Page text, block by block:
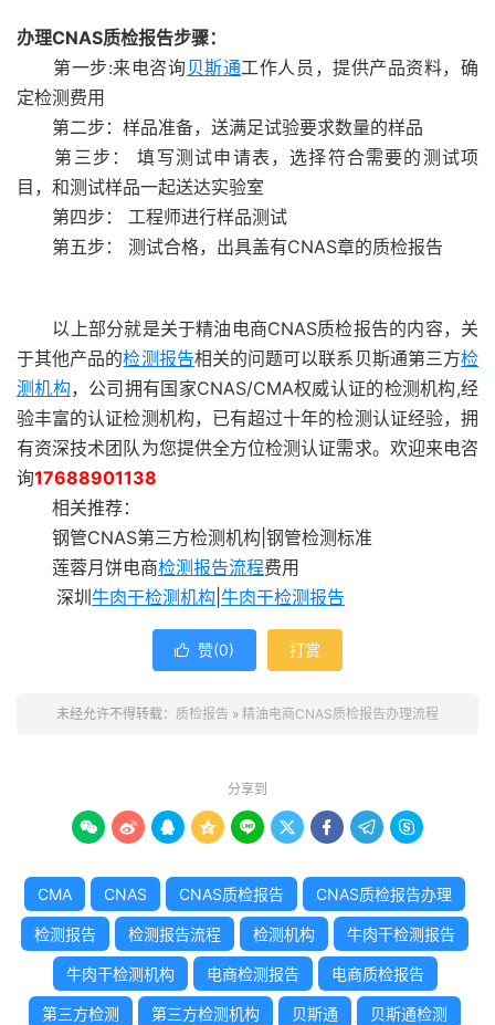
办理CNAS质检报告步骤：
第一步:来电咨询 贝斯通工作人员，提供产品资料，确
定检测费用
第二步：样品准备，送满足试验要求数量的样品
第三步： 填写测试申请表，选择符合需要的测试项
目，和测试样品一起送达实验室
第四步： 工程师进行样品测试
第五步： 测试合格，出具盖有CNAS章的质检报告
以上部分就是关于精油电商CNAS质检报告的内容，关
于其他产品的检测报告相关的问题可以联系贝斯通第三方检
测机构，公司拥有国家CNAS/CMA权威认证的检测机构,经
验丰富的认证检测机构，已有超过十年的检测认证经验，拥
有资深技术团队为您提供全方位检测认证需求。欢迎来电咨
询17688901138
相关推荐：
钢管CNAS第三方检测机构|钢管检测标准
莲蓉月饼电商检测报告流程费用
深圳 牛肉干检测机构 牛肉干检测报告
 赞(0) 打赏
未经允许不得转载： 质检报告 » 精油电商CNAS质检报告办理流程
分享到
        
CMA CNAS CNAS质检报告 CNAS质检报告办理
检测报告 检测报告流程 检测机构 牛肉干检测报告
牛肉干检测机构 电商检测报告 电商质检报告
第三方检测 第三方检测机构 贝斯通 贝斯通检测